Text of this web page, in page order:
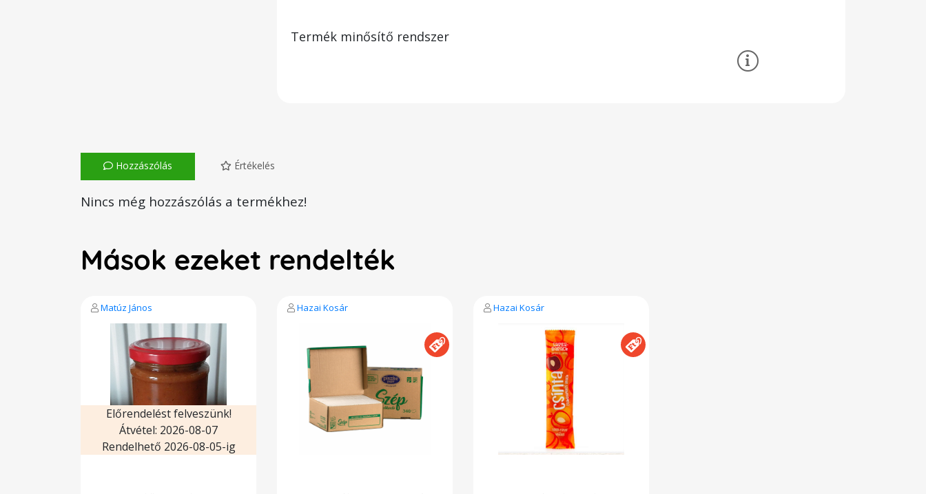
Termék minősítő rendszer
Hozzászólás Értékelés
Nincs még hozzászólás a termékhez!
Mások ezeket rendelték
Matúz János
Előrendelést felveszünk!
Átvétel: 2026-08-07
Rendelhető 2026-08-05-ig
Hazai Kosár Hazai Kosár